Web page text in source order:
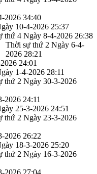
2026 34:40
10-4-2026 25:37
thứ 4 Ngày 8-4-2026 26:38
Thời sự thứ 2 Ngày 6-4-
2026 28:21
24:01
1-4-2026 28:11
thứ 2 Ngày 30-3-2026
2026 24:11
25-3-2026 24:51
thứ 2 Ngày 23-3-2026
2026 26:22
18-3-2026 25:20
thứ 2 Ngày 16-3-2026
2026 27:04